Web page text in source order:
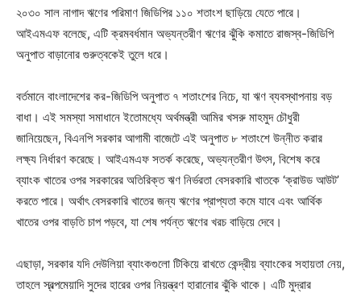
২০৩০ সাল নাগাদ ঋণের পরিমাণ জিডিপির ১১০ শতাংশ ছাড়িয়ে যেতে পারে।
আইএমএফ বলেছে, এটি ক্রমবর্ধমান অভ্যন্তরীণ ঋণের ঝুঁকি কমাতে রাজস্ব-জিডিপি
অনুপাত বাড়ানোর গুরুত্বকেই তুলে ধরে।
বর্তমানে বাংলাদেশের কর-জিডিপি অনুপাত ৭ শতাংশের নিচে, যা ঋণ ব্যবস্থাপনায় বড়
বাধা। এই সমস্যা সমাধানে ইতোমধ্যে অর্থমন্ত্রী আমির খসরু মাহমুদ চৌধুরী
জানিয়েছেন, বিএনপি সরকার আগামী বাজেটে এই অনুপাত ৮ শতাংশে উন্নীত করার
লক্ষ্য নির্ধারণ করেছে। আইএমএফ সতর্ক করেছে, অভ্যন্তরীণ উৎস, বিশেষ করে
ব্যাংক খাতের ওপর সরকারের অতিরিক্ত ঋণ নির্ভরতা বেসরকারি খাতকে ‘ক্রাউড আউট’
করতে পারে। অর্থাৎ বেসরকারি খাতের জন্য ঋণের প্রাপ্যতা কমে যাবে এবং আর্থিক
খাতের ওপর বাড়তি চাপ পড়বে, যা শেষ পর্যন্ত ঋণের খরচ বাড়িয়ে দেবে।
এছাড়া, সরকার যদি দেউলিয়া ব্যাংকগুলো টিকিয়ে রাখতে কেন্দ্রীয় ব্যাংকের সহায়তা নেয়,
তাহলে স্বল্পমেয়াদি সুদের হারের ওপর নিয়ন্ত্রণ হারানোর ঝুঁকি থাকে। এটি মুদ্রার